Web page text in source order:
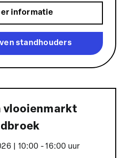
informatie
standhouders
vlooienmarkt
| 10:00 - 16:00 uur